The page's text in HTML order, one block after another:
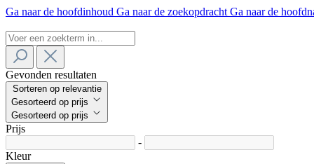
Ga naar de hoofdinhoud Ga naar de zoekopdracht Ga naar de
Gevonden resultaten
Sorteren op relevantie
Gesorteerd op prijs
Gesorteerd op prijs
Prijs
-
Kleur